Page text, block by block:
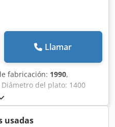
Llamar
fabricación: 1990,
del plato: 1400
del carrete: 1300 mm.
400 mm. Crsdeid
carrete: 800 mm.
usadas